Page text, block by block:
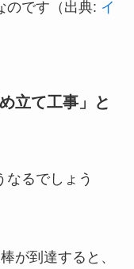
のです（出典: イ
立て工事」と
なるでしょう
が到達すると、